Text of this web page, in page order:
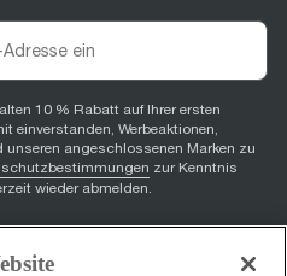
10 % Rabatt auf Ihrer ersten
einverstanden, Werbeaktionen,
angeschlossenen Marken zu
zur Kenntnis
wieder abmelden.